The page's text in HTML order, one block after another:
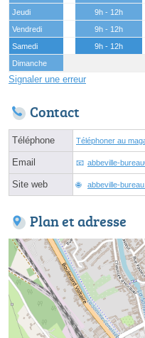
Jeudi
9h - 12h
Vendredi
9h - 12h
Samedi
9h - 12h
Dimanche
Signaler une erreur
Contact
Téléphone Téléphoner au
Email abbeville-
Site web abbeville-
Plan et adresse